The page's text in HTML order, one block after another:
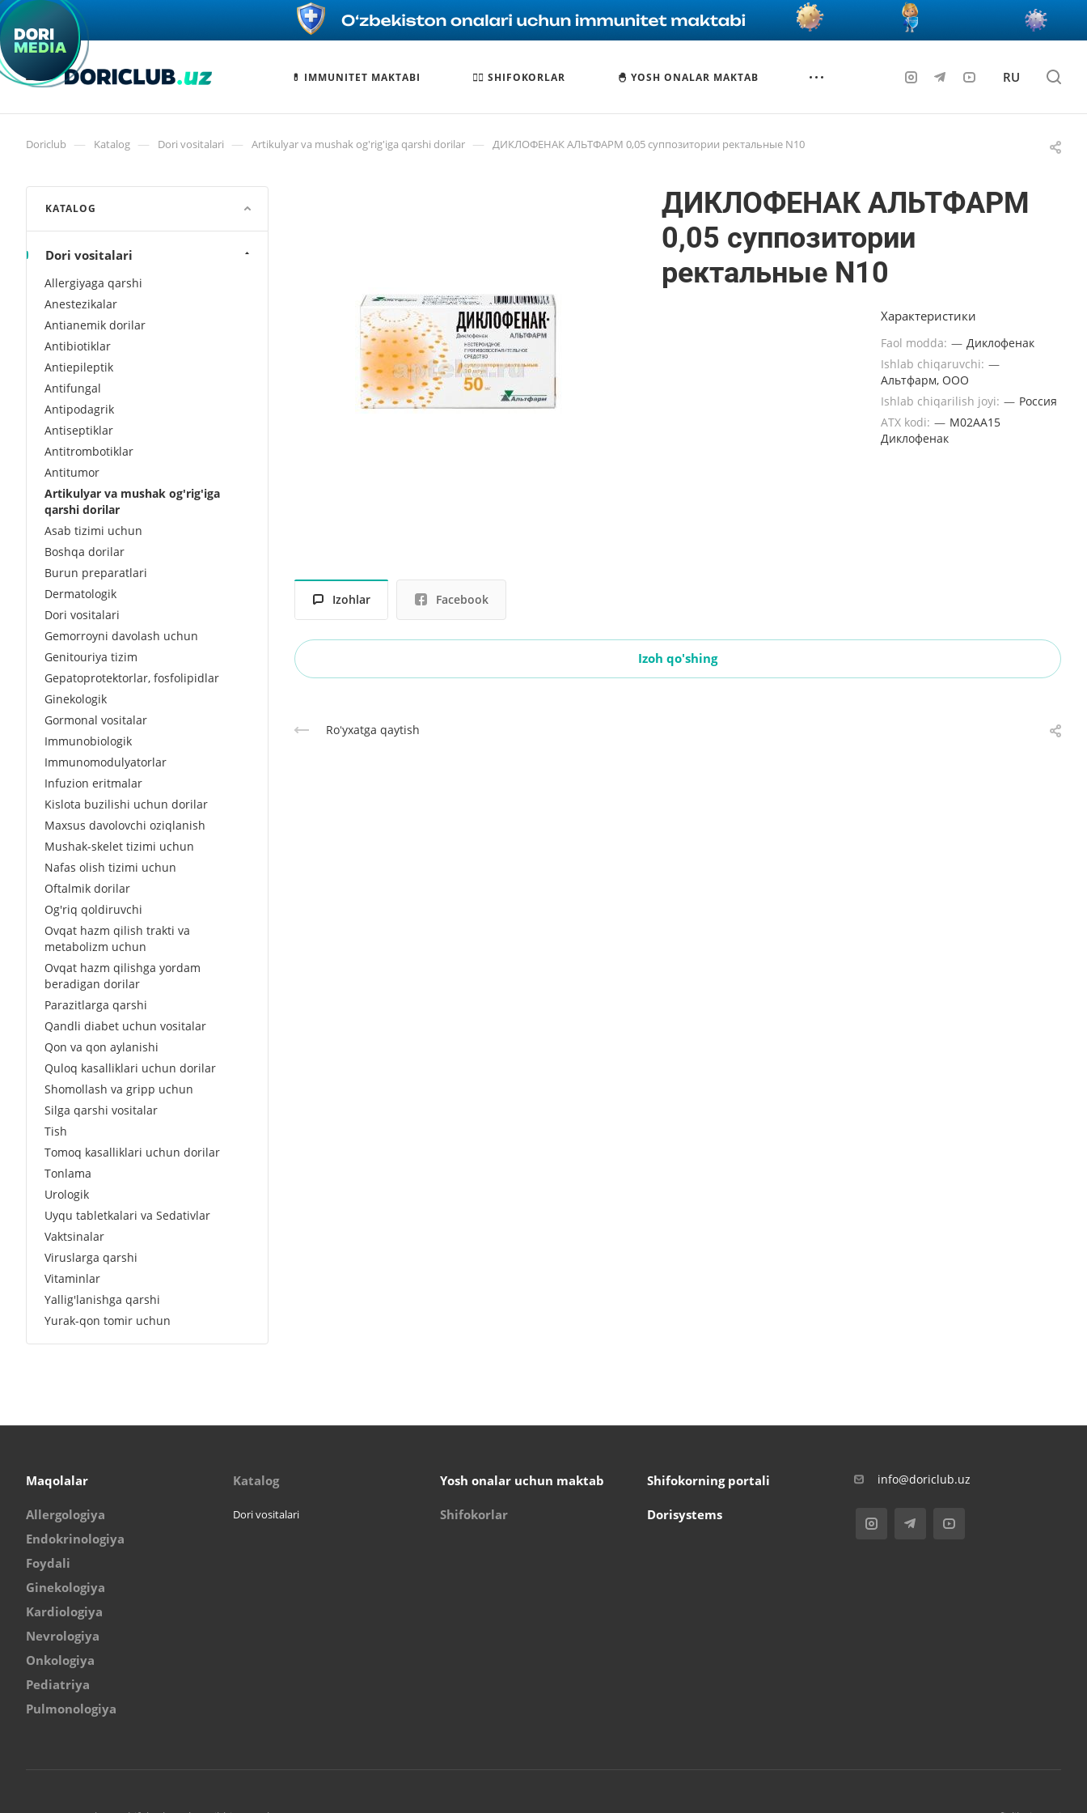
💊 IMMUNITET MAKTABI 🧑‍⚕️ SHIFOKORLAR 🐣 YOSH ONALAR MAKTAB RU
Doriclub — Katalog — Dori vositalari — Artikulyar va mushak og'rig'iga qarshi dorilar — ДИКЛОФЕНАК АЛЬТФАРМ 0,05 суппозитории ректальные N10
ДИКЛОФЕНАК АЛЬТФАРМ
0,05 суппозитории
ректальные N10
Характеристики
Faol modda: — Диклофенак
Ishlab chiqaruvchi: —
Альтфарм, ООО
Ishlab chiqarilish joyi: — Россия
ATX kodi: — M02AA15
Диклофенак
Izohlar Facebook
Izoh qo'shing
Roʻyxatga qaytish
KATALOG
Dori vositalari
Allergiyaga qarshi
Anestezikalar
Antianemik dorilar
Antibiotiklar
Antiepileptik
Antifungal
Antipodagrik
Antiseptiklar
Antitrombotiklar
Antitumor
Artikulyar va mushak og'rig'iga
qarshi dorilar
Asab tizimi uchun
Boshqa dorilar
Burun preparatlari
Dermatologik
Dori vositalari
Gemorroyni davolash uchun
Genitouriya tizim
Gepatoprotektorlar, fosfolipidlar
Ginekologik
Gormonal vositalar
Immunobiologik
Immunomodulyatorlar
Infuzion eritmalar
Kislota buzilishi uchun dorilar
Maxsus davolovchi oziqlanish
Mushak-skelet tizimi uchun
Nafas olish tizimi uchun
Oftalmik dorilar
Og'riq qoldiruvchi
Ovqat hazm qilish trakti va
metabolizm uchun
Ovqat hazm qilishga yordam
beradigan dorilar
Parazitlarga qarshi
Qandli diabet uchun vositalar
Qon va qon aylanishi
Quloq kasalliklari uchun dorilar
Shomollash va gripp uchun
Silga qarshi vositalar
Tish
Tomoq kasalliklari uchun dorilar
Tonlama
Urologik
Uyqu tabletkalari va Sedativlar
Vaktsinalar
Viruslarga qarshi
Vitaminlar
Yallig'lanishga qarshi
Yurak-qon tomir uchun
Maqolalar
Allergologiya
Endokrinologiya
Foydali
Ginekologiya
Kardiologiya
Nevrologiya
Onkologiya
Pediatriya
Pulmonologiya
Katalog
Dori vositalari
Yosh onalar uchun maktab
Shifokorlar
Shifokorning portali
Dorisystems
info@doriclub.uz